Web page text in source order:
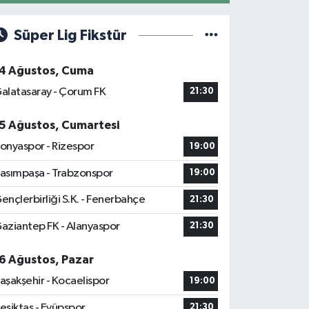
Süper Lig Fikstür
Ağustos, Cuma
- Çorum FK
21:30
Ağustos, Cumartesi
- Rizespor
19:00
- Trabzonspor 19:00
S.K. - Fenerbahçe 21:30
FK - Alanyaspor 21:30
Ağustos, Pazar
- Kocaelispor
19:00